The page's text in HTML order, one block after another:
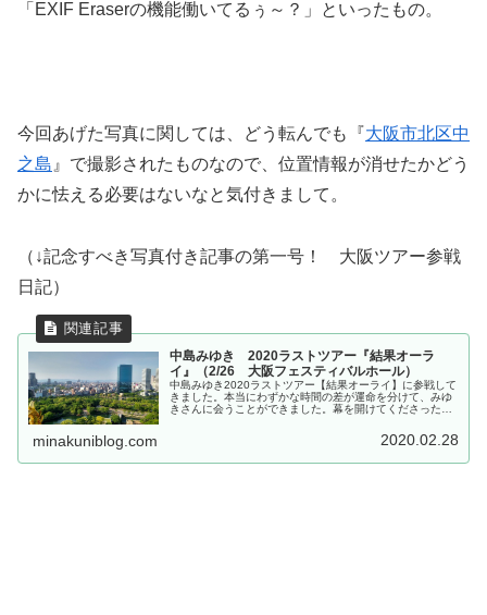
「EXIF Eraserの機能働いてるぅ～？」といったもの。
今回あげた写真に関しては、どう転んでも『大阪市北区中
之島 』で撮影されたものなので、位置情報が消せたかどう
かに怯える必要はないなと気付きまして。
（↓記念すべき写真付き記事の第一号！ 大阪ツアー参戦
日記）
中島みゆき 2020ラストツアー『結果オーラ
イ』（2/26 大阪フェスティバルホール）
中島みゆき2020ラストツアー【結果オーライ】に参戦して
きました。本当にわずかな時間の差が運命を分けて、みゆ
きさんに会うことができました。幕を開けてくださった皆
minakuniblog.com 2020.02.28